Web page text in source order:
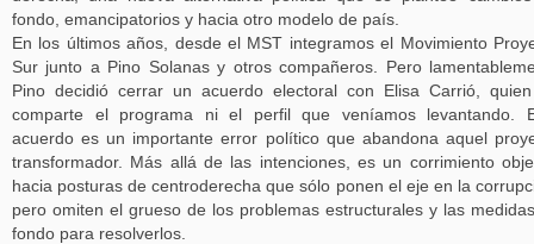
fondo, emancipatorios y hacia otro modelo de país.
En los últimos años, desde el MST integramos el Movimiento
Sur junto a Pino Solanas y otros compañeros. Pero
Pino decidió cerrar un acuerdo electoral con Elisa Carrió,
comparte el programa ni el perfil que veníamos levantando.
acuerdo es un importante error político que abandona aquel
transformador. Más allá de las intenciones, es un corrimiento
hacia posturas de centroderecha que sólo ponen el eje en la
pero omiten el grueso de los problemas estructurales y las
fondo para resolverlos.